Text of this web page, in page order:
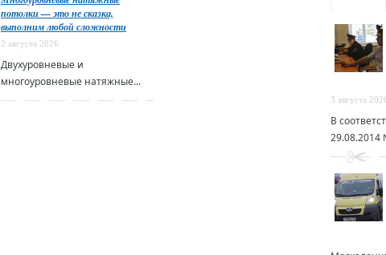
потолки — это не сказка,
выполним любой сложности
2 августа 2026
Двухуровневые и
многоуровневые натяжные...
3 августа
В
29.08.2014